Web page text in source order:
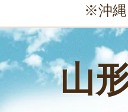
※沖縄
山